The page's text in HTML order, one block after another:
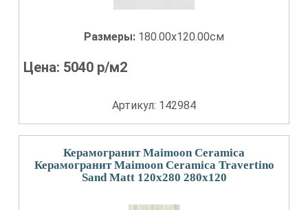
Размеры: 180.00x120.00см
Цена: 5040 р/м2
Артикул: 142984
Керамогранит Maimoon Ceramica
Керамогранит Maimoon Ceramica Travertino
Sand Matt 120x280 280x120